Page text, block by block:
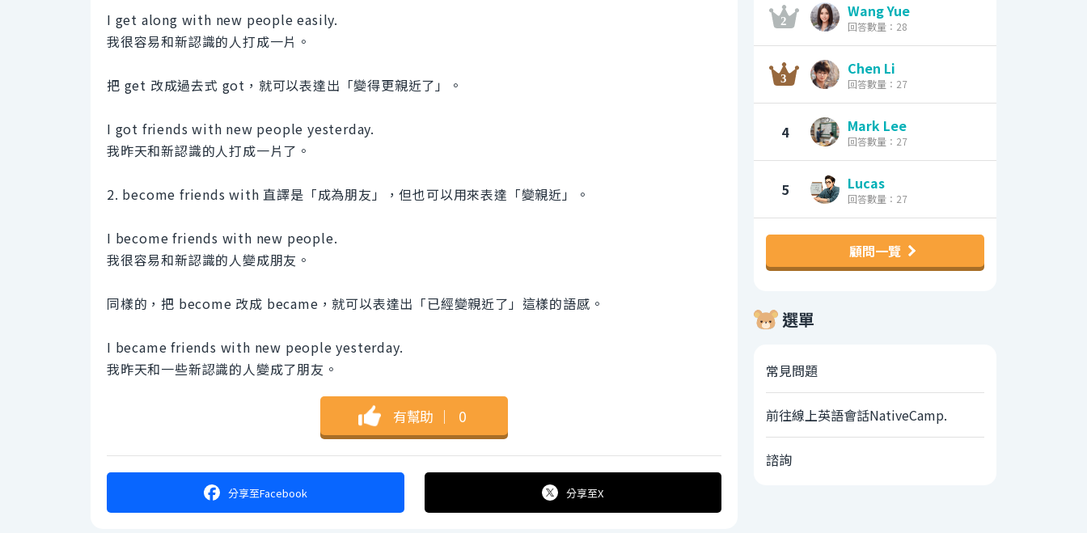
I get along with new people easily.
我很容易和新認識的人打成一片。
把 get 改成過去式 got，就可以表達出「變得更親近了」。
I got friends with new people yesterday.
我昨天和新認識的人打成一片了。
2. become friends with 直譯是「成為朋友」，但也可以用來表達「變親近」。
I become friends with new people.
我很容易和新認識的人變成朋友。
同樣的，把 become 改成 became，就可以表達出「已經變親近了」這樣的語感。
I became friends with new people yesterday.
我昨天和一些新認識的人變成了朋友。
有幫助 ｜ 0
分享至Facebook 分享至X
Wang Yue
回答數量：28
Chen Li
回答數量：27
4 Mark Lee
回答數量：27
5 Lucas
回答數量：27
顧問一覽
選單
常見問題
前往線上英語會話NativeCamp.
諮詢